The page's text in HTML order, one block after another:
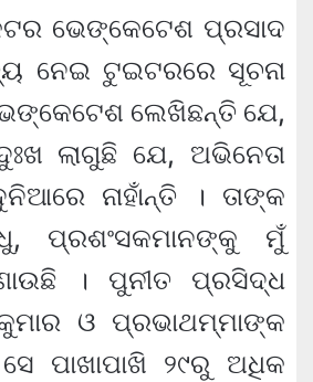
ଭେଙ୍କେଟେଶ ପ୍ରସାଦ
ନେଇ ଟୁଇଟରରେ ସୂଚନା
ଲେଖିଛନ୍ତି ଯେ,
ଲାଗୁଛି ଯେ, ଅଭିନେତା
ନାହାଁନ୍ତି । ତାଙ୍କ
ପ୍ରଶଂସକମାନଙ୍କୁ ମୁଁ
। ପୁନୀତ ପ୍ରସିଦ୍ଧ
ଓ ପ୍ରଭାଥମ୍ମାଙ୍କ
ପାଖାପାଖି ୨୯ରୁ ଅଧିକ